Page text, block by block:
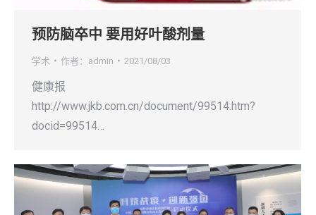
预防脑卒中 要用好叶酸剂量
学术 作者： admin 2021/08/03
健康报
http://www.jkb.com.cn/document/99514.htm?
docid=99514…